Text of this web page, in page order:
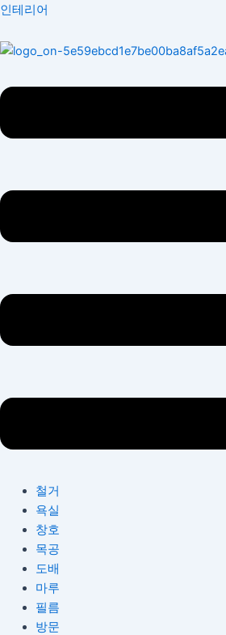
콘
츠
건
뛰
인테리어
Menu
철거
욕실
창호
목공
도배
마루
필름
방문